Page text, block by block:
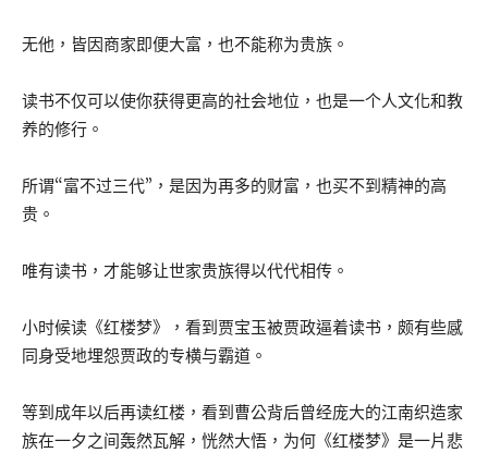
无他，皆因商家即便大富，也不能称为贵族。
读书不仅可以使你获得更高的社会地位，也是一个人文化和教
养的修行。
所谓“富不过三代”，是因为再多的财富，也买不到精神的高
贵。
唯有读书，才能够让世家贵族得以代代相传。
小时候读《红楼梦》，看到贾宝玉被贾政逼着读书，颇有些感
同身受地埋怨贾政的专横与霸道。
等到成年以后再读红楼，看到曹公背后曾经庞大的江南织造家
族在一夕之间轰然瓦解，恍然大悟，为何《红楼梦》是一片悲